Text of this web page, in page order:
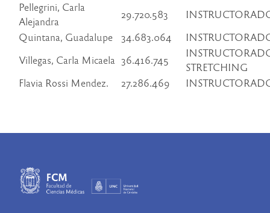
Pellegrini, Carla
Alejandra
29.720.583
Quintana, Guadalupe
34.683.064
Villegas, Carla Micaela
36.416.745
STRETCHING
Flavia Rossi Mendez.
27.286.469